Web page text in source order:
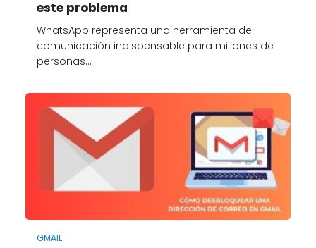
este problema
WhatsApp representa una herramienta de
comunicación indispensable para millones de
personas…
GMAIL